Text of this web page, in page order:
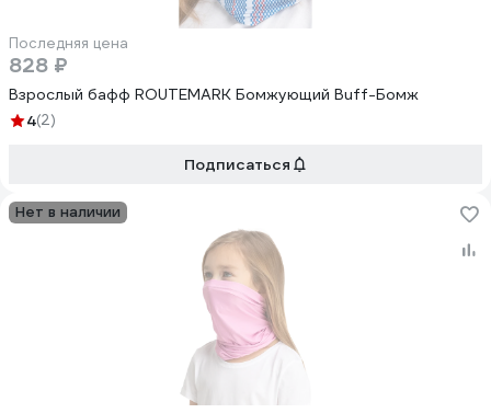
Последняя цена
828 ₽
Взрослый бафф ROUTEMARK Бомжующий Buff-Бомж
4(2)
Подписаться
Нет в наличии